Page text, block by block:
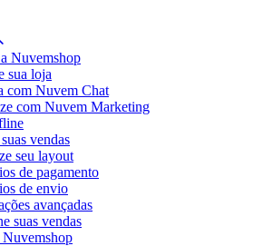
Nuvemshop
sua loja
com Nuvem Chat
com Nuvem Marketing
vendas
seu layout
de pagamento
de envio
avançadas
suas vendas
Nuvemshop